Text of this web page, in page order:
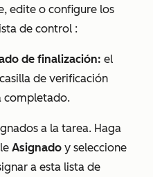
edite o configure los
de control :
de finalización: el
de verificación
completado.
a la tarea. Haga
Asignado y seleccione
a esta lista de